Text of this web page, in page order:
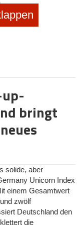
(24 %) als
drohenden
der
Kosten an den
Option. Jedes
auf bestimmtes
um
bringt
solide, aber
Unicorn Index
einem Gesamtwert
zwölf
Deutschland den
die